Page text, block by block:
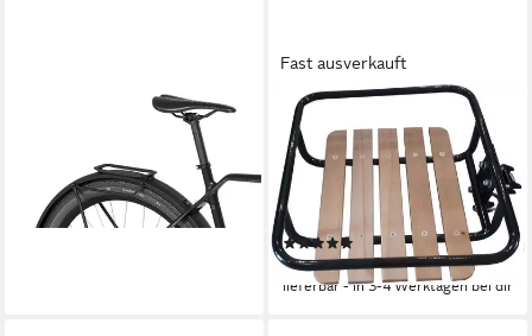
Gepäckträger Micro Rack
ab 48,55 €
lieferbar - in 7-9 Werktagen bei dir
Fast ausverkauft
BENSON
Fahrrad-Gepäckträger
Fahrrad Gepäckträger
Frontträger 24 oder 28
Schwarz Holz
(4)
42,90 €
lieferbar - in 3-4 Werktagen bei dir